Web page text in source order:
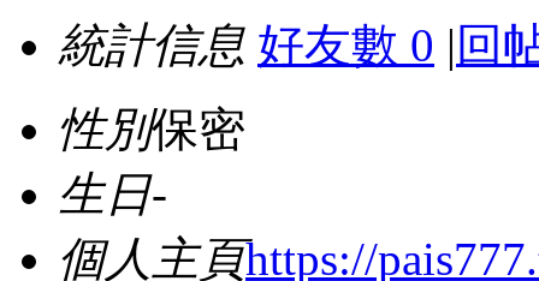
統計信息 好友數 0 | 回
性別保密
生日-
個人主頁https://